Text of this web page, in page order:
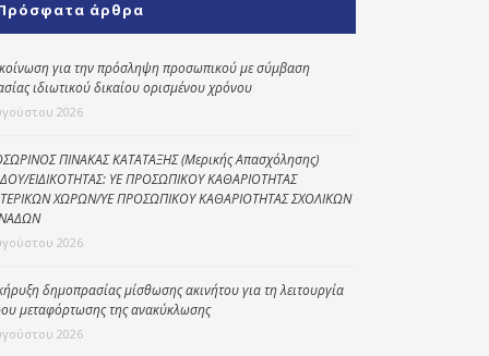
Kοινωνικό
φαρμακείο
Πρόγραμμα
“Βοήθεια στο σπίτι”
Κέντρο Ημερήσιας
Φροντίδας
άρθρα
για την πρόσληψη προσωπικού με σύμβαση
ιδιωτικού δικαίου ορισμένου χρόνου
2026
ΠΙΝΑΚΑΣ ΚΑΤΑΤΑΞΗΣ (Μερικής Απασχόλησης)
ΕΙΔΙΚΟΤΗΤΑΣ: ΥΕ ΠΡΟΣΩΠΙΚΟΥ ΚΑΘΑΡΙΟΤΗΤΑΣ
ΧΩΡΩΝ/ΥΕ ΠΡΟΣΩΠΙΚΟΥ ΚΑΘΑΡΙΟΤΗΤΑΣ ΣΧΟΛΙΚΩΝ
2026
δημοπρασίας μίσθωσης ακινήτου για τη λειτουργία
μεταφόρτωσης της ανακύκλωσης
2026